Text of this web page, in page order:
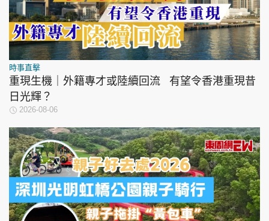
時事直擊
重現生機｜外籍專才或陸續回流 有望令香港重現昔
日光輝？
2026-08-06